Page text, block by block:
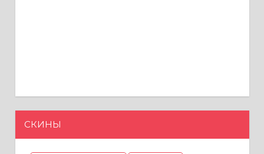
СКИНЫ